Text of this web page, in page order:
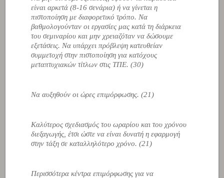
είναι αρκετά (8-16 σενάρια) ή να γίνεται η
πιστοποίηση με διαφορετικό τρόπο. Να
βαθμολογούνταν οι εργασίες μας κατά τη διάρκεια
του σεμιναρίου και μην χρειαζόταν να δώσουμε
εξετάσεις. Να υπάρχει πρόβλεψη κατευθείαν
συμμετοχή στην πιστοποίηση για κατόχους
μεταπτυχιακών τίτλων στις ΤΠΕ. (30)
Να αυξηθούν οι ώρες επιμόρφωσης. (21)
Καλύτερος σχεδιασμός του ωραρίου και του χρόνου
διεξαγωγής, έτσι ώστε να είναι δυνατή η εφαρμογή
στην τάξη σε καταλληλότερο χρόνο. (21)
Περισσότερα κέντρα επιμόρφωσης για να